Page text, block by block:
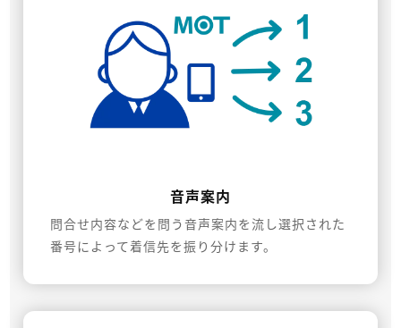
音声案内
問合せ内容などを問う音声案内を流し選択された
番号によって着信先を振り分けます。